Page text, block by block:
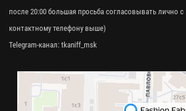
после 20:00 большая просьба согласовывать лично
контактному телефону выше)
Telegram-канал: tkaniff_msk